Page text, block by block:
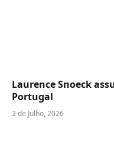
Laurence Snoeck
Portugal
2 de Julho, 2026